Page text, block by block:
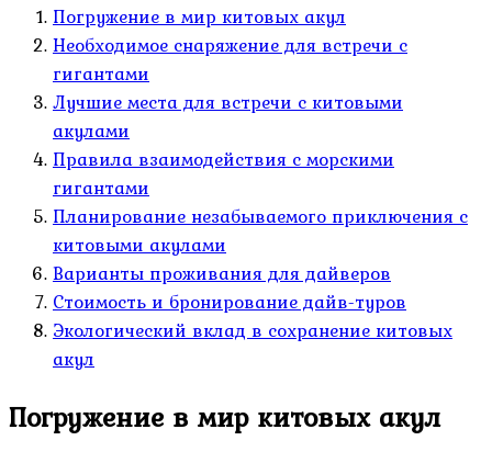
Погружение в мир китовых акул
Необходимое снаряжение для встречи с
гигантами
Лучшие места для встречи с китовыми
акулами
Правила взаимодействия с морскими
гигантами
Планирование незабываемого приключения с
китовыми акулами
Варианты проживания для дайверов
Стоимость и бронирование дайв-туров
Экологический вклад в сохранение китовых
акул
Погружение в мир китовых акул